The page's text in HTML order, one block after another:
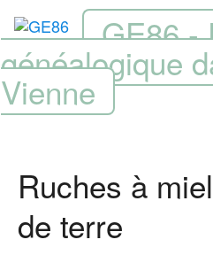
GE86 -
généalogique
Vienne
Ruches à
de terre